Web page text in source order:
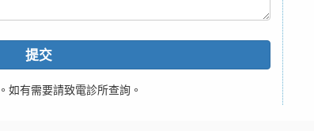
提交
如有需要請致電診所查詢。